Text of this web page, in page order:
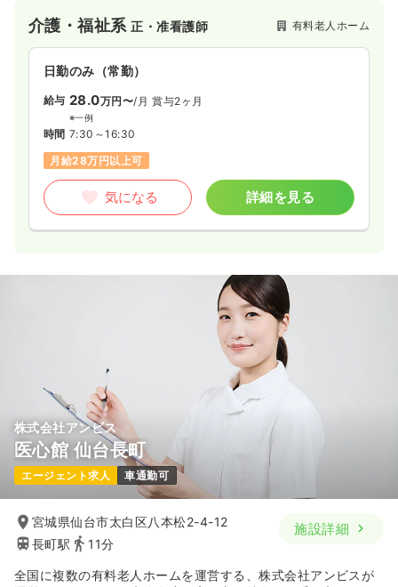
介護・福祉系正・准看護師 有料老人ホーム
日勤のみ（常勤）
給与 28.0万円〜/月 賞与2ヶ月
※一例
時間 7:30～16:30
月給28万円以上可
気になる 詳細を見る
株式会社アンビス
医心館 仙台長町
エージェント求人 車通勤可
宮城県仙台市太白区八本松2-4-12
長町駅
11分
施設詳細
全国に複数の有料老人ホームを運営する、株式会社アンビスが